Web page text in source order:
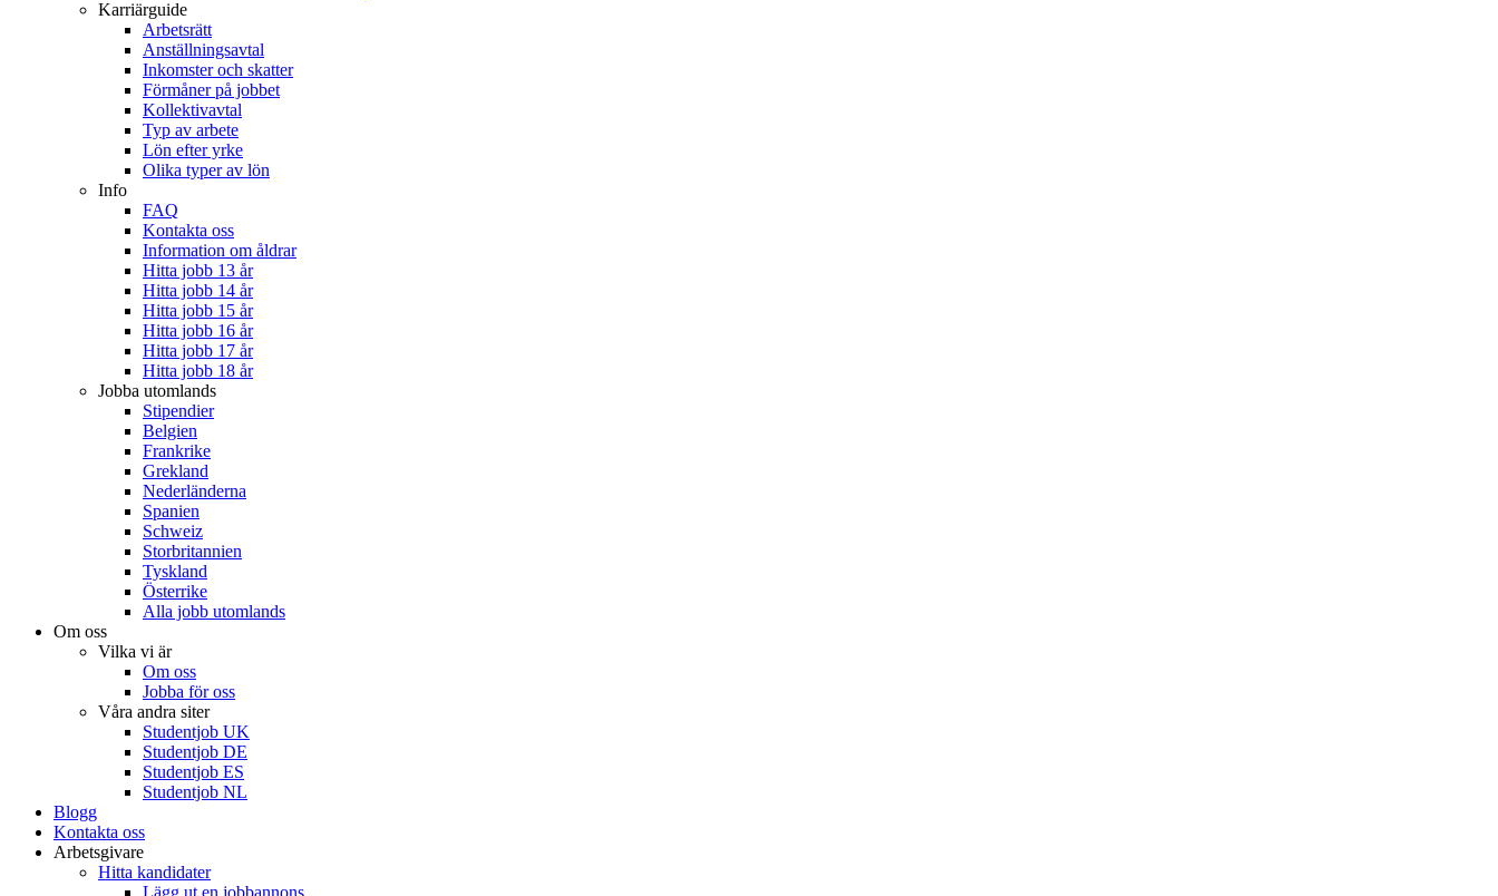
Karriärguide
Arbetsrätt
Anställningsavtal
Inkomster och skatter
Förmåner på jobbet
Kollektivavtal
Typ av arbete
Lön efter yrke
Olika typer av lön
Info
FAQ
Kontakta oss
Information om åldrar
Hitta jobb 13 år
Hitta jobb 14 år
Hitta jobb 15 år
Hitta jobb 16 år
Hitta jobb 17 år
Hitta jobb 18 år
Jobba utomlands
Stipendier
Belgien
Frankrike
Grekland
Nederländerna
Spanien
Schweiz
Storbritannien
Tyskland
Österrike
Alla jobb utomlands
Om oss
Vilka vi är
Om oss
Jobba för oss
Våra andra siter
Studentjob UK
Studentjob DE
Studentjob ES
Studentjob NL
Blogg
Kontakta oss
Arbetsgivare
Hitta kandidater
Lägg ut en jobbannons